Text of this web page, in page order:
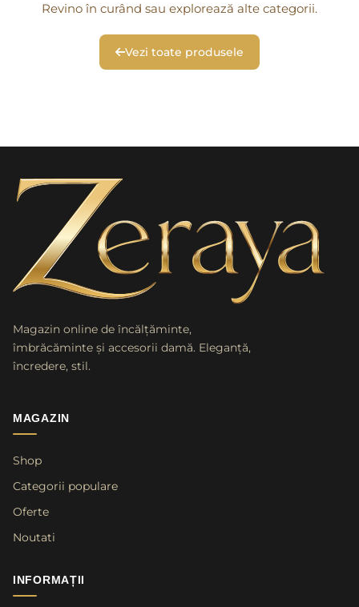
Revino în curând sau explorează alte categorii.
Vezi toate produsele
Magazin online de încălțăminte,
îmbrăcăminte și accesorii damă. Eleganță,
încredere, stil.
MAGAZIN
Shop
Categorii populare
Oferte
Noutati
INFORMAȚII